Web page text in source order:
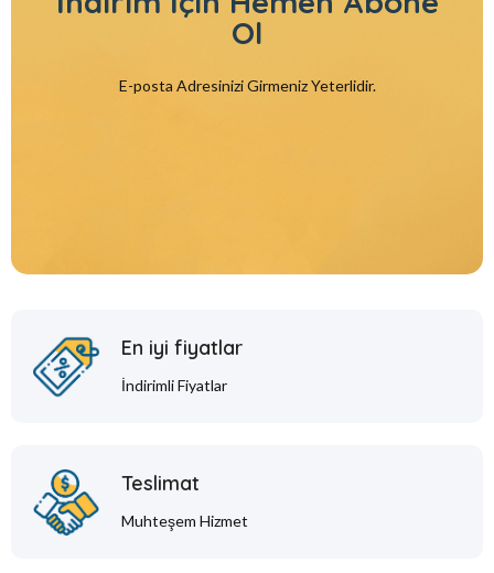
Ol
E-posta Adresinizi Girmeniz Yeterlidir.
En iyi fiyatlar
İndirimli Fiyatlar
Teslimat
Muhteşem Hizmet